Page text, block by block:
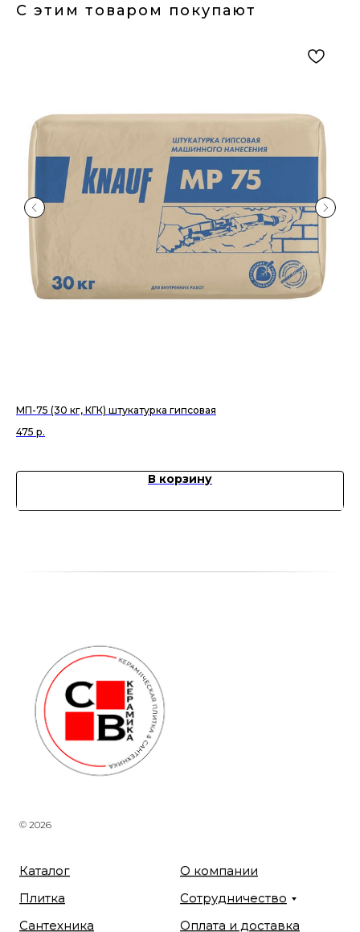
С этим товаром покупают
МП-75 (30 кг, КГК) штукатурка гипсовая
475 р.
В корзину
© 2026
Каталог
Плитка
Сантехника
О компании
Сотрудничество
Оплата и доставка